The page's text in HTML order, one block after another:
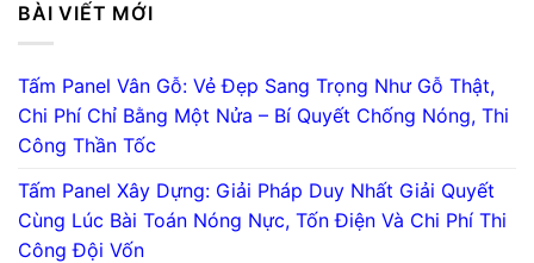
BÀI VIẾT MỚI
Tấm Panel Vân Gỗ: Vẻ Đẹp Sang Trọng Như Gỗ Thật,
Chi Phí Chỉ Bằng Một Nửa – Bí Quyết Chống Nóng, Thi
Công Thần Tốc
Tấm Panel Xây Dựng: Giải Pháp Duy Nhất Giải Quyết
Cùng Lúc Bài Toán Nóng Nực, Tốn Điện Và Chi Phí Thi
Công Đội Vốn